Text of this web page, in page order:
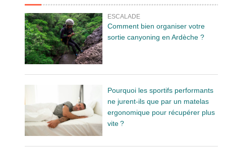
ESCALADE
Comment bien organiser votre
sortie canyoning en Ardèche ?
Pourquoi les sportifs performants
ne jurent-ils que par un matelas
ergonomique pour récupérer plus
vite ?